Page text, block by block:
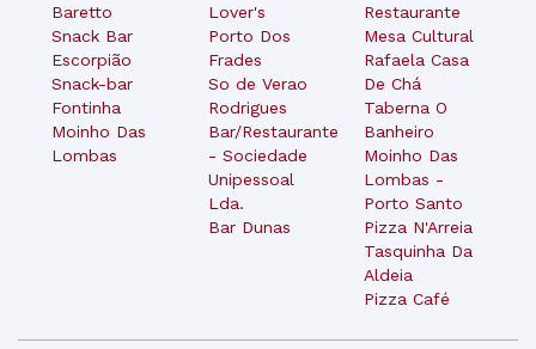
Baretto
Snack Bar
Escorpião
Snack-bar
Fontinha
Moinho Das
Lombas
Lover's
Porto Dos
Frades
So de Verao
Rodrigues
Bar/Restaurante
- Sociedade
Unipessoal
Lda.
Bar Dunas
Restaurante
Mesa Cultural
Rafaela Casa
De Chá
Taberna O
Banheiro
Moinho Das
Lombas -
Porto Santo
Pizza N'Arreia
Tasquinha Da
Aldeia
Pizza Café